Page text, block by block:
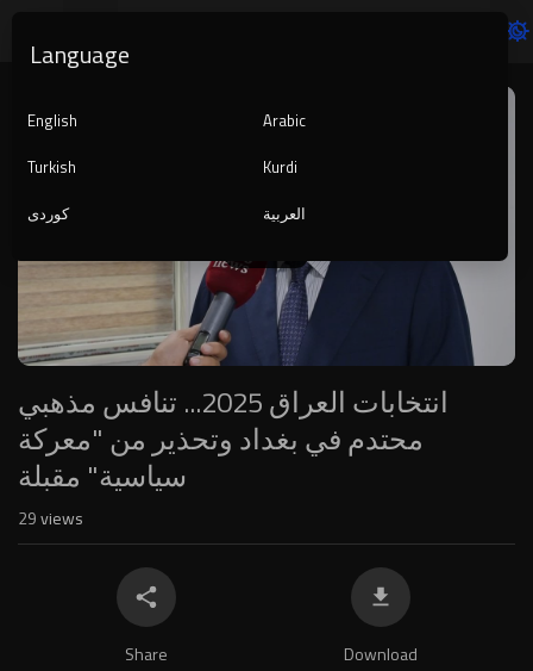
Player
انتخابات العراق 2025... تنافس مذهبي
محتدم في بغداد وتحذير من "معركة
29views
Share Download
Language
English
Arabic
Turkish
Kurdi
کوردی
العربية